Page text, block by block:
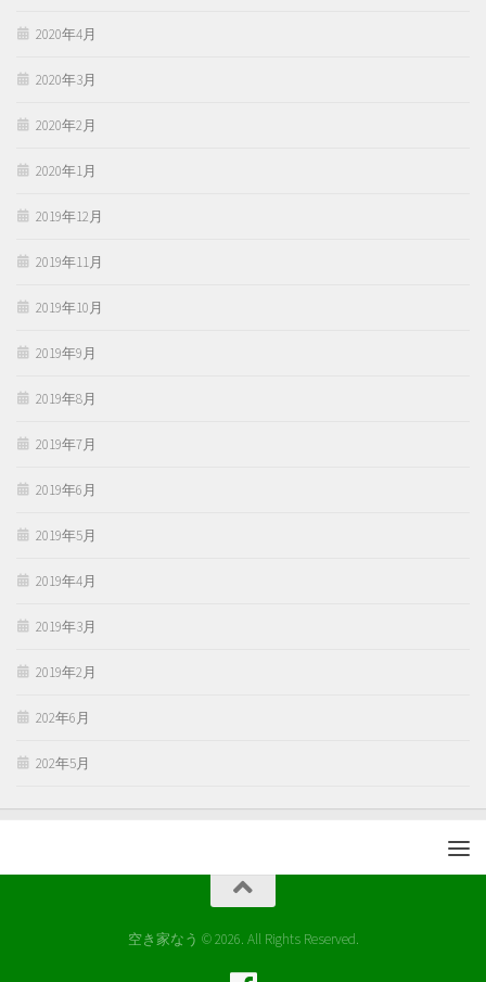
2020年4月
2020年3月
2020年2月
2020年1月
2019年12月
2019年11月
2019年10月
2019年9月
2019年8月
2019年7月
2019年6月
2019年5月
2019年4月
2019年3月
2019年2月
202年6月
202年5月
空き家なう © 2026. All Rights Reserved.